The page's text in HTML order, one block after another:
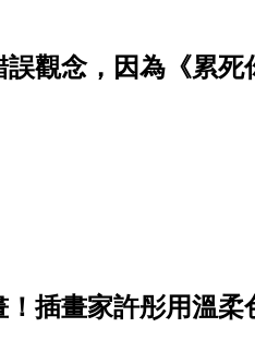
觀念，因為《累
插畫家許彤用溫柔